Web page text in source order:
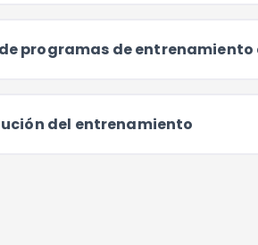
programas de entrenamiento
del entrenamiento